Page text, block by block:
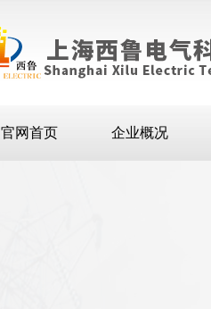
官网首页 企业概况